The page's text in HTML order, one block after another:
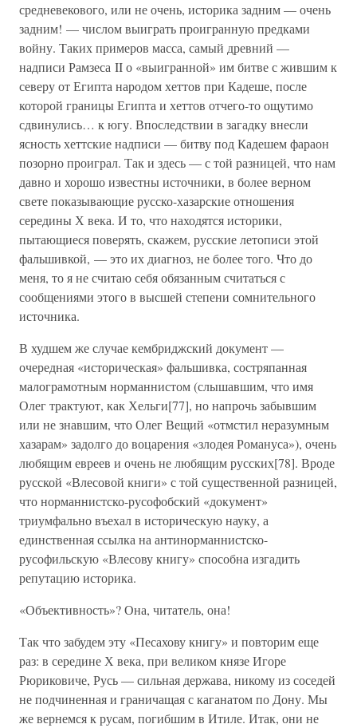
средневекового, или не очень, историка задним — очень
задним! — числом выиграть проигранную предками
войну. Таких примеров масса, самый древний —
надписи Рамзеса II о «выигранной» им битве с жившим к
северу от Египта народом хеттов при Кадеше, после
которой границы Египта и хеттов отчего-то ощутимо
сдвинулись… к югу. Впоследствии в загадку внесли
ясность хеттские надписи — битву под Кадешем фараон
позорно проиграл. Так и здесь — с той разницей, что нам
давно и хорошо известны источники, в более верном
свете показывающие русско-хазарские отношения
середины Х века. И то, что находятся историки,
пытающиеся поверять, скажем, русские летописи этой
фальшивкой, — это их диагноз, не более того. Что до
меня, то я не считаю себя обязанным считаться с
сообщениями этого в высшей степени сомнительного
источника.
В худшем же случае кембриджский документ —
очередная «историческая» фальшивка, состряпанная
малограмотным норманнистом (слышавшим, что имя
Олег трактуют, как Хельги[77], но напрочь забывшим
или не знавшим, что Олег Вещий «отмстил неразумным
хазарам» задолго до воцарения «злодея Романуса»), очень
любящим евреев и очень не любящим русских[78]. Вроде
русской «Влесовой книги» с той существенной разницей,
что норманнистско-русофобский «документ»
триумфально въехал в историческую науку, а
единственная ссылка на антинорманнистско-
русофильскую «Влесову книгу» способна изгадить
репутацию историка.
«Объективность»? Она, читатель, она!
Так что забудем эту «Песахову книгу» и повторим еще
раз: в середине Х века, при великом князе Игоре
Рюриковиче, Русь — сильная держава, никому из соседей
не подчиненная и граничащая с каганатом по Дону. Мы
же вернемся к русам, погибшим в Итиле. Итак, они не